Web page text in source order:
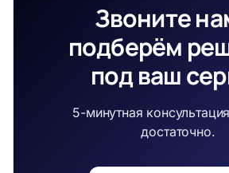
Звоните
подберём
под ваш
5-минутная
достаточно.